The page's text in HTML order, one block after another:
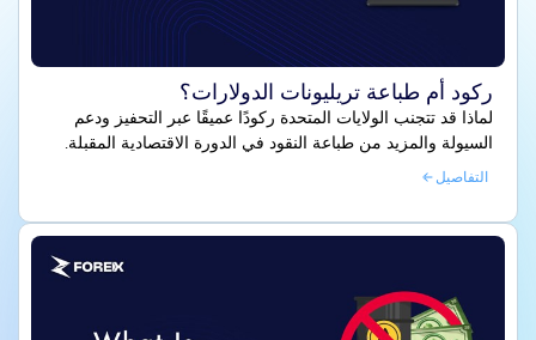
ركود أم طباعة تريليونات الدولارات؟
لماذا قد تتجنب الولايات المتحدة ركودًا عميقًا عبر التحفيز ودعم
السيولة والمزيد من طباعة النقود في الدورة الاقتصادية المقبلة.
التفاصيل